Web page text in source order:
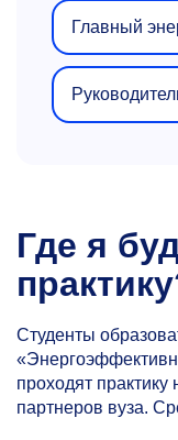
Главный
Где я
Студенты
проходят
партнеров вуза.